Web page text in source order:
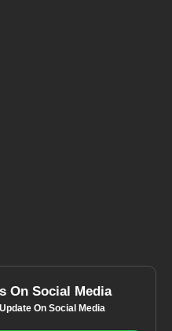
On Social Media
On Social Media